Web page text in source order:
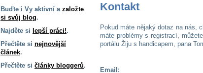
Buďte i Vy aktivní a založte
si svůj blog.
Najděte si lepší práci!.
Přečtěte si nejnovější
článek.
Přečtěte si články bloggerů.
Kontakt
Pokud máte nějaký dotaz na nás,
máte problémy s registrací,
portálu Žiju s handicapem, pana
Email: